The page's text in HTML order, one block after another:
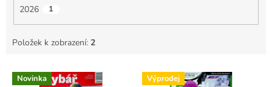
2026 1
Položek k zobrazení: 2
V Novinka Výprodej